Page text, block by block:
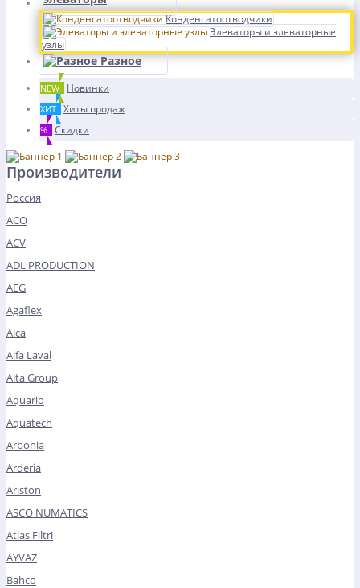
Конденсатоотводчики
Элеваторы и элеваторные
узлы
Разное
NEW Новинки
ХИТ Хиты продаж
% Скидки
Производители
Россия
ACO
ACV
ADL PRODUCTION
AEG
Agaflex
Alca
Alfa Laval
Alta Group
Aquario
Aquatech
Arbonia
Arderia
Ariston
ASCO NUMATICS
Atlas Filtri
AYVAZ
Bahco